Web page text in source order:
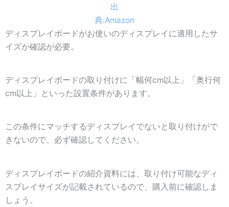
出
典:Amazon
ディスプレイボードがお使いのディスプレイに適用したサ
イズか確認が必要。
ディスプレイボードの取り付けに「幅何cm以上」「奥行何
cm以上」といった設置条件があります。
この条件にマッチするディスプレイでないと取り付けがで
きないので、必ず確認してください。
ディスプレイボードの紹介資料には、取り付け可能なディ
スプレイサイズが記載されているので、購入前に確認しま
しょう。